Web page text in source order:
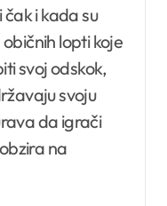
i kada su
lopti koje
svoj odskok,
svoju
da igrači
na